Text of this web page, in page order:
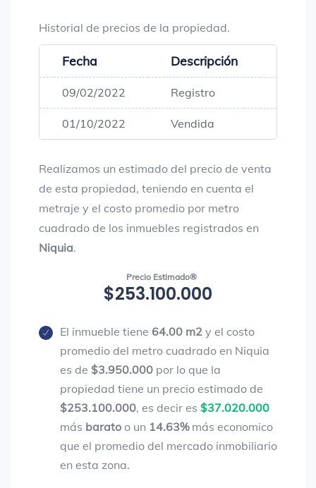
Historial de precios de la propiedad.
Fecha Descripción
09/02/2022 Registro
01/10/2022 Vendida
Realizamos un estimado del precio de venta
de esta propiedad, teniendo en cuenta el
metraje y el costo promedio por metro
cuadrado de los inmuebles registrados en
Niquia.
Precio Estimado®
$253.100.000
El inmueble tiene 64.00 m2 y el costo
promedio del metro cuadrado en Niquia
es de $3.950.000 por lo que la
propiedad tiene un precio estimado de
$253.100.000, es decir es $37.020.000
más barato o un 14.63%más economico
que el promedio del mercado inmobiliario
en esta zona.